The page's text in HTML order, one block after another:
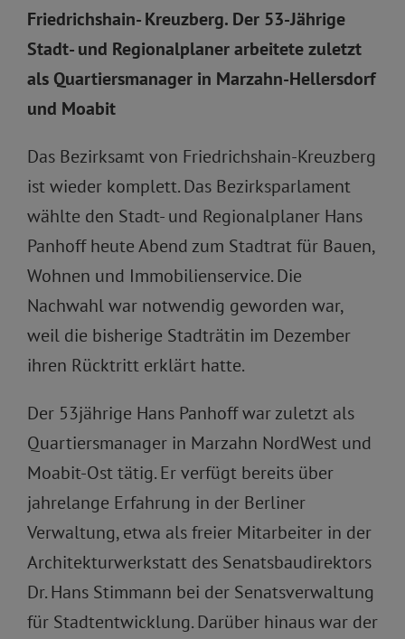
Friedrichshain- Kreuzberg. Der 53-Jährige
Stadt- und Regionalplaner arbeitete zuletzt
als Quartiersmanager in Marzahn-Hellersdorf
und Moabit
Das Bezirksamt von Friedrichshain-Kreuzberg
ist wieder komplett. Das Bezirksparlament
wählte den Stadt- und Regionalplaner Hans
Panhoff heute Abend zum Stadtrat für Bauen,
Wohnen und Immobilienservice. Die
Nachwahl war notwendig geworden war,
weil die bisherige Stadträtin im Dezember
ihren Rücktritt erklärt hatte.
Der 53jährige Hans Panhoff war zuletzt als
Quartiersmanager in Marzahn NordWest und
Moabit-Ost tätig. Er verfügt bereits über
jahrelange Erfahrung in der Berliner
Verwaltung, etwa als freier Mitarbeiter in der
Architekturwerkstatt des Senatsbaudirektors
Dr. Hans Stimmann bei der Senatsverwaltung
für Stadtentwicklung. Darüber hinaus war der